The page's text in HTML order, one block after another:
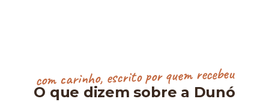
com carinho, escrito por quem recebeu
O que dizem sobre a Dunó